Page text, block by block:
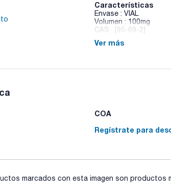
Características
Envase : VIAL
Volumen : 100mg
CAS : [95-69-2]
4-Chloro-2-
Ver más
COA
Regístrate para
marcados con esta imagen son productos